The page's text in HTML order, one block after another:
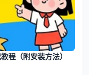
程（附安装方法）